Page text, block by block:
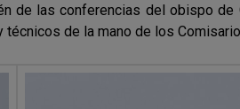
de las conferencias del obispo
de la mano de los